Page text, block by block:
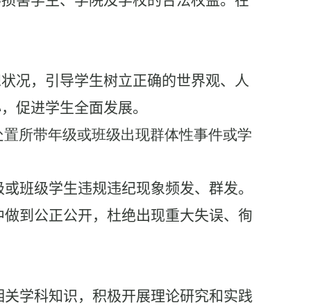
况，引导学生树立正确的世界观、人
促进学生全面发展。
置所带年级或班级出现群体性事件或学
班级学生违规违纪现象频发、群发。
到公正公开，杜绝出现重大失误、徇
学科知识，积极开展理论研究和实践